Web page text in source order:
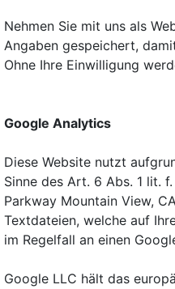
Nehmen Sie mit uns als
Angaben gespeichert,
Ohne Ihre Einwilligung
Google Analytics
Diese Website nutzt
Sinne des Art. 6 Abs. 1 lit.
Parkway Mountain View,
Textdateien, welche auf
im Regelfall an einen
Google LLC hält das